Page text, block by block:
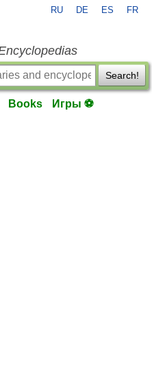
RU DE ES FR
Search!
Books Игры ⚽